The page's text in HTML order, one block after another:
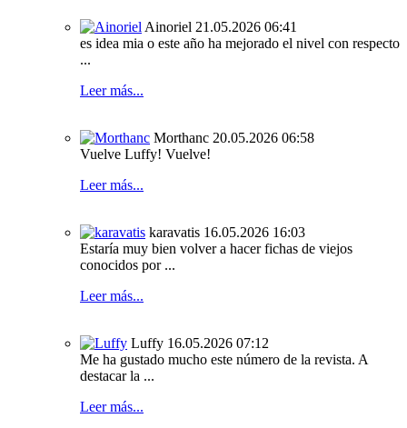
Ainoriel 21.05.2026 06:41
es idea mia o este año ha mejorado el nivel con respecto
...
Leer más...
Morthanc 20.05.2026 06:58
Vuelve Luffy! Vuelve!
Leer más...
karavatis 16.05.2026 16:03
Estaría muy bien volver a hacer fichas de viejos
conocidos por ...
Leer más...
Luffy 16.05.2026 07:12
Me ha gustado mucho este número de la revista. A
destacar la ...
Leer más...